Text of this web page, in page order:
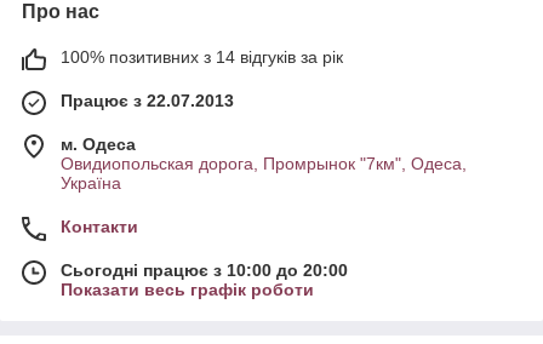
Про нас
100% позитивних з 14 відгуків за рік
Працює з 22.07.2013
м. Одеса
Овидиопольская дорога, Промрынок "7км", Одеса,
Україна
Контакти
Сьогодні працює з 10:00 до 20:00
Показати весь графік роботи